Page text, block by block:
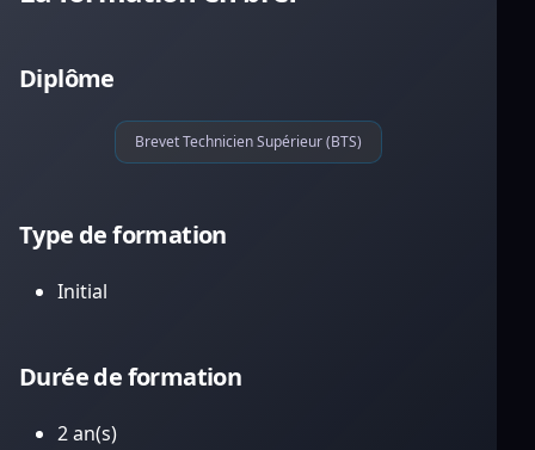
Diplôme
Brevet Technicien Supérieur (BTS)
Type de formation
Initial
Durée de formation
2 an(s)